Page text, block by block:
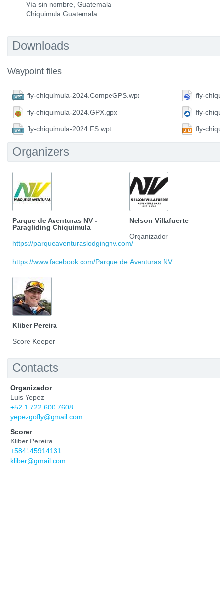
Vía sin nombre, Guatemala
Chiquimula Guatemala
Downloads
Waypoint files
fly-chiquimula-2024.CompeGPS.wpt fly-
fly-chiquimula-2024.GPX.gpx fly-
fly-chiquimula-2024.FS.wpt fly-
Organizers
Parque de Aventuras NV -
Paragliding Chiquimula
https://parqueaventuraslodgingnv.com/
https://www.facebook.com/Parque.de.Aventuras.NV
Nelson Villafuerte
Organizador
Kliber Pereira
Score Keeper
Contacts
Organizador
Luis Yepez
+52 1 722 600 7608
yepezgofly@gmail.com
Scorer
Kliber Pereira
+584145914131
kliber@gmail.com